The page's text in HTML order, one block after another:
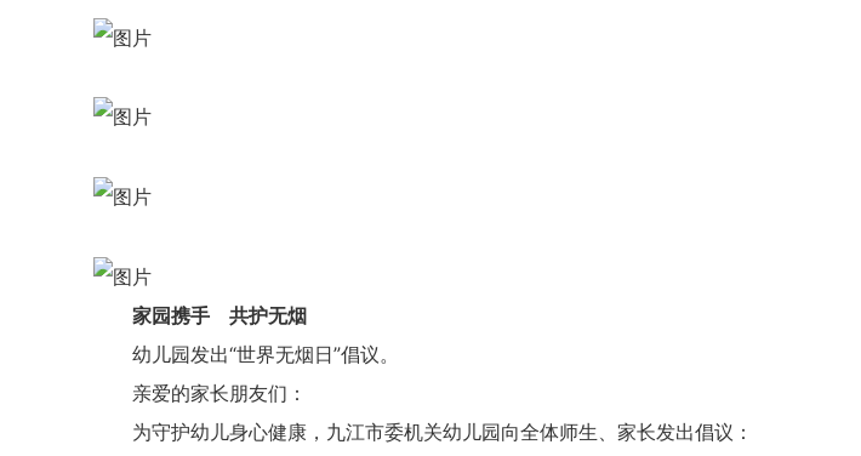
家园携手 共护无烟
幼儿园发出“世界无烟日”倡议。
亲爱的家长朋友们：
为守护幼儿身心健康，九江市委机关幼儿园向全体师生、家长发出倡议：